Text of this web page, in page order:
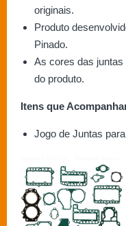
originais.
Produto
Pinado.
As cores das
do produto.
Itens que
Jogo de Juntas